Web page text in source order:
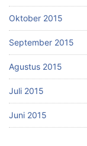
Oktober 2015
September 2015
Agustus 2015
Juli 2015
Juni 2015